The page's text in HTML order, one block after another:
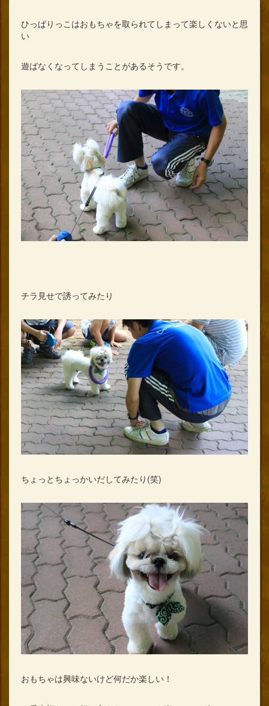
ひっぱりっこはおもちゃを取られてしまって楽しくないと思
い
遊ばなくなってしまうことがあるそうです。
チラ見せで誘ってみたり
ちょっとちょっかいだしてみたり(笑)
おもちゃは興味ないけど何だか楽しい！